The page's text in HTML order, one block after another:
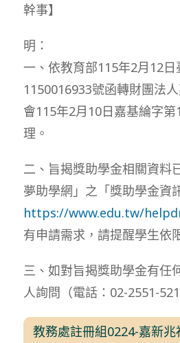
幹事】
明：
一、依教育部115年2月12
1150016933號函轉財團法
會115年2月10日嘉基綸字
理。
二、旨揭獎助學金相關資料
夢助學網」之「獎助學金資
https://www.edu.tw/
有申請需求，請提醒學生依
三、如對旨揭獎助學金有任
人詢問（電話：02-2551-
教務處註冊組0224-嘉新